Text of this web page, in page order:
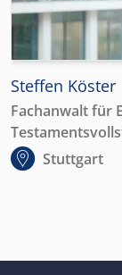
Steffen Köster
Fachanwalt für
Stuttgart